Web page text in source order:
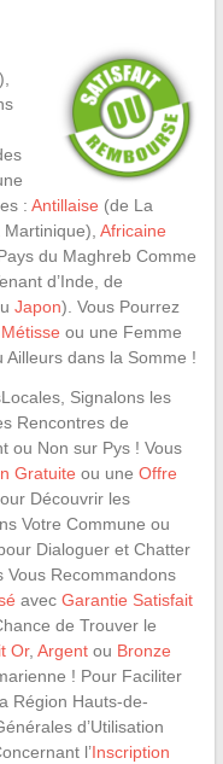
: Antillaise (de La
Africaine
du Maghreb Comme
d’Inde, de
Japon). Vous Pourrez
Métisse ou une Femme
dans la Somme !
Signalons les
Rencontres de
ou Non sur Pys ! Vous
Gratuite ou une Offre
Découvrir les
Votre Commune ou
Dialoguer et Chatter
Vous Recommandons
avec Garantie Satisfait
de Trouver le
Or, Argentou Bronze
! Pour Faciliter
Région Hauts-de-
d’Utilisation
l’Inscription